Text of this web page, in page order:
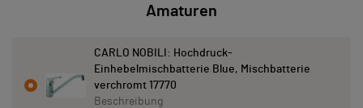
Amaturen
CARLO NOBILI: Hochdruck-
Einhebelmischbatterie Blue, Mischbatterie
verchromt 17770
Beschreibung